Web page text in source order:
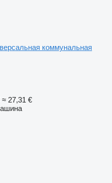
коммунальная
≈ 27,31 €